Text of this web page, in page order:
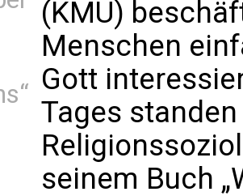
(KMU)
Menschen
Gott
Tages
seinem Buch